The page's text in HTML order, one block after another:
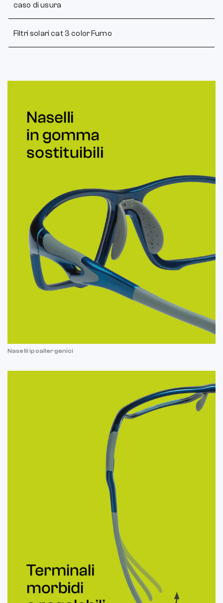
caso di usura
Filtri solari cat 3 color Fumo
Naselli ipoallergenici